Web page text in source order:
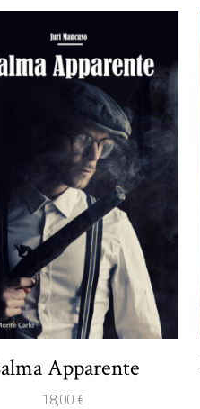
Apparente
18,00 €